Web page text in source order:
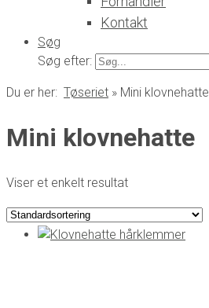
Kontakt
Søg
Søg efter:
Du er her: Tøseriet » Mini klovnehatte
Mini klovnehatte
Viser et enkelt resultat